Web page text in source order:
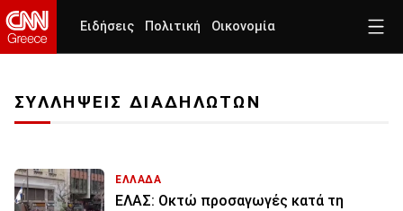
Ειδήσεις Πολιτική Οικονομία
ΣΥΛΛΗΨΕΙΣ ΔΙΑΔΗΛΩΤΩΝ
ΕΛΛΑΔΑ
ΕΛΑΣ: Οκτώ προσαγωγές κατά τη